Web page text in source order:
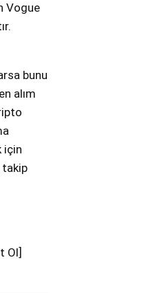
Vogue
bunu
alım
için
takip
Ol]